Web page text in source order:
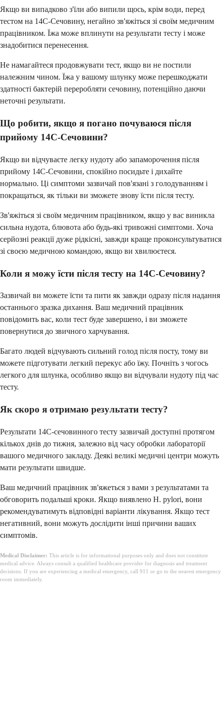
Якщо ви випадково з'їли або випили щось, крім води, перед
тестом на 14C-Сечовину, негайно зв'яжіться зі своїм медичним
працівником. Їжа може вплинути на результати тесту і може
знадобитися перенесення.
Не намагайтеся продовжувати тест, якщо ви не постили
належним чином. Їжа у вашому шлунку може перешкоджати
здатності бактерій переробляти сечовину, потенційно даючи
неточні результати.
Що робити, якщо я погано почуваюся після
прийому 14C-Сечовини?
Якщо ви відчуваєте легку нудоту або запаморочення після
прийому 14C-Сечовини, спокійно посидьте і дихайте
нормально. Ці симптоми зазвичай пов'язані з голодуванням і
покращаться, як тільки ви зможете знову їсти після тесту.
Зв'яжіться зі своїм медичним працівником, якщо у вас виникла
сильна нудота, блювота або будь-які тривожні симптоми. Хоча
серйозні реакції дуже рідкісні, завжди краще проконсультуватися
зі своєю медичною командою, якщо ви хвилюєтеся.
Коли я можу їсти після тесту на 14C-Сечовину?
Зазвичай ви можете їсти та пити як завжди одразу після надання
останнього зразка дихання. Ваш медичний працівник
повідомить вас, коли тест буде завершено, і ви зможете
повернутися до звичного харчування.
Багато людей відчувають сильний голод після посту, тому ви
можете підготувати легкий перекус або їжу. Почніть з чогось
легкого для шлунка, особливо якщо ви відчували нудоту під час
тесту.
Як скоро я отримаю результати тесту?
Результати 14C-сечовинного тесту зазвичай доступні протягом
кількох днів до тижня, залежно від часу обробки лабораторії
вашого медичного закладу. Деякі великі медичні центри можуть
мати результати швидше.
Ваш медичний працівник зв'яжеться з вами з результатами та
обговорить подальші кроки. Якщо виявлено H. pylori, вони
рекомендуватимуть відповідні варіанти лікування. Якщо тест
негативний, вони можуть дослідити інші причини ваших
симптомів.
Medical Disclaimer: This article is for informational purposes only and does not constitute
medical advice. Always consult a qualified healthcare provider for diagnosis and treatment
decisions. If you are experiencing a medical emergency, call 911 or go to the nearest emergency
room immediately.